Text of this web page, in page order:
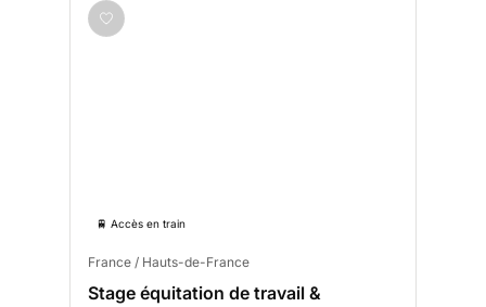
🚆 Accès en train
France / Hauts-de-France
Stage équitation de travail &